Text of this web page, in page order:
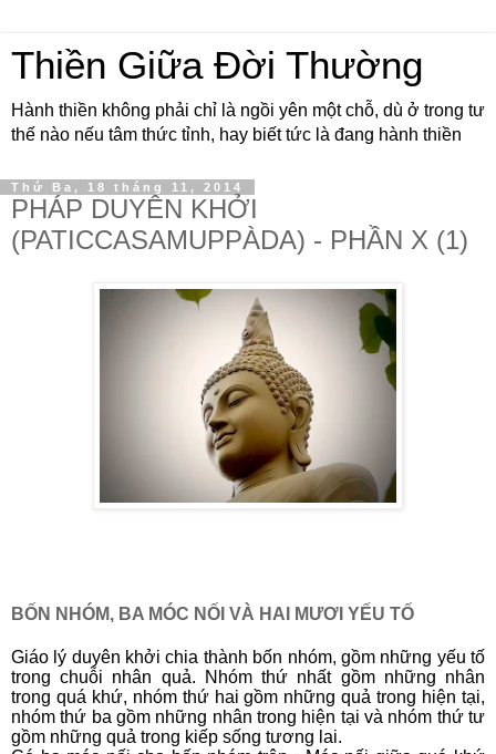
Thiền Giữa Đời Thường
Hành thiền không phải chỉ là ngồi yên một chỗ, dù ở trong tư
thế nào nếu tâm thức tỉnh, hay biết tức là đang hành thiền
Thứ Ba, 18 tháng 11, 2014
PHÁP DUYÊN KHỞI
(PATICCASAMUPPÀDA) - PHẦN X (1)
BỐN NHÓM, BA MÓC NỐI VÀ HAI MƯƠI YẾU TỐ
Giáo lý duyên khởi chia thành bốn nhóm, gồm những yếu tố
trong chuỗi nhân quả. Nhóm thứ nhất gồm những nhân
trong quá khứ, nhóm thứ hai gồm những quả trong hiện tại,
nhóm thứ ba gồm những nhân trong hiện tại và nhóm thứ tư
gồm những quả trong kiếp sống tương lai.